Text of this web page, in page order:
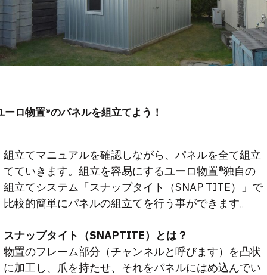
ーロ物置®︎のパネルを組立てよう！
組立てマニュアルを確認しながら、パネルを全て組立
てていきます。組立を容易にするユーロ物置®︎独自の
組立てシステム「スナップタイト（SNAP TITE）」で
比較的簡単にパネルの組立てを行う事ができます。
スナップタイト（SNAPTITE）とは？
物置のフレーム部分（チャンネルと呼びます）を凸状
に加工し、爪を持たせ、それをパネルにはめ込んでい